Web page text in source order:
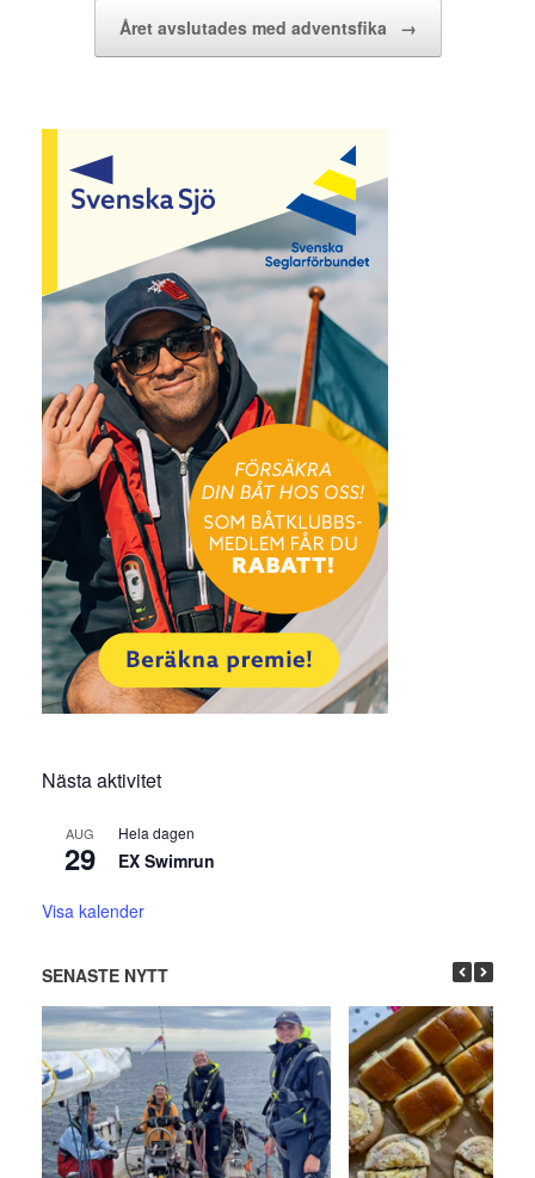
Året avslutades med adventsfika →
Nästa aktivitet
AUG
29
Hela dagen
EX Swimrun
Visa kalender
SENASTE NYTT